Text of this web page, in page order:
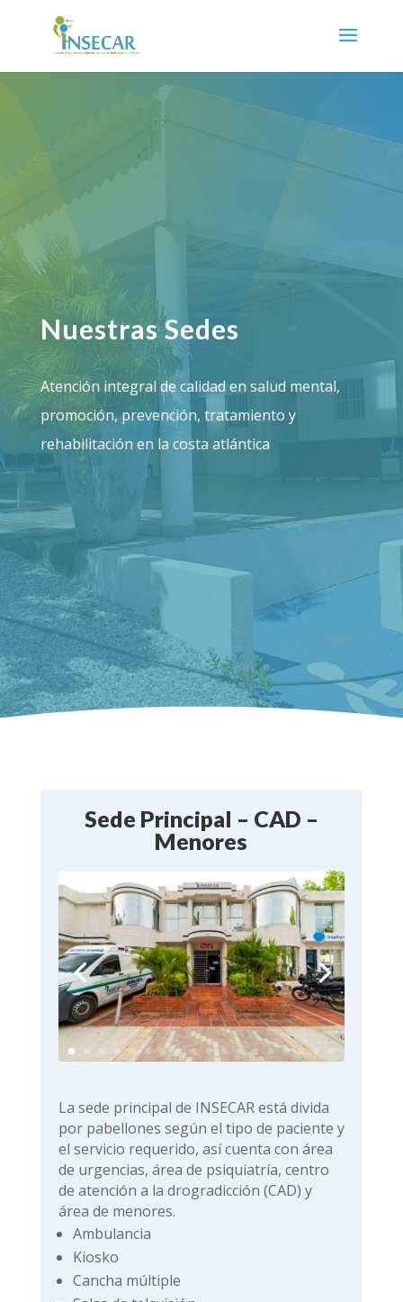
Nuestras Sedes
Atención integral de calidad en salud mental,
promoción, prevención, tratamiento y
rehabilitación en la costa atlántica
Sede Principal – CAD –
Menores
La sede principal de INSECAR está divida
por pabellones según el tipo de paciente y
el servicio requerido, así cuenta con área
de urgencias, área de psiquiatría, centro
de atención a la drogradicción (CAD) y
área de menores.
Ambulancia
Kiosko
Cancha múltiple